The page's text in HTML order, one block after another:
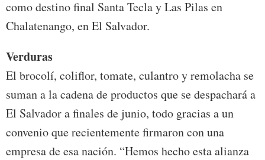
como destino final Santa Tecla y Las Pilas en
Chalatenango, en El Salvador.
Verduras
El brocolí, coliflor, tomate, culantro y remolacha se
suman a la cadena de productos que se despachará a
El Salvador a finales de junio, todo gracias a un
convenio que recientemente firmaron con una
empresa de esa nación. “Hemos hecho esta alianza